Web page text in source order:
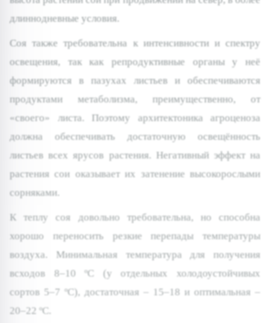
длиннодневные условия.
Соя также требовательна к интенсивности и спектру
освещения, так как репродуктивные органы у неё
формируются в пазухах листьев и обеспечиваются
продуктами метаболизма, преимущественно, от
«своего» листа. Поэтому архитектоника агроценоза
должна обеспечивать достаточную освещённость
листьев всех ярусов растения. Негативный эффект на
растения сои оказывает их затенение высокорослыми
сорняками.
К теплу соя довольно требовательна, но способна
хорошо переносить резкие перепады температуры
воздуха. Минимальная температура для получения
всходов 8–10 ºС (у отдельных холодоустойчивых
сортов 5–7 ºС), достаточная – 15–18 и оптимальная –
20–22 ºС.